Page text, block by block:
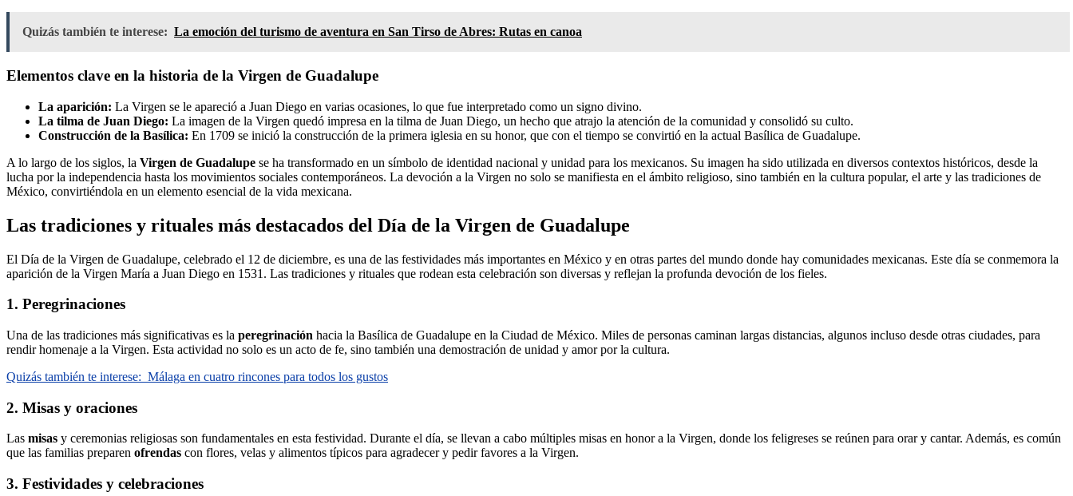
Quizás también te interese: La emoción del turismo de aventura en San Tirso de Abres: Rutas en canoa
Elementos clave en la historia de la Virgen de Guadalupe
La aparición: La Virgen se le apareció a Juan Diego en varias ocasiones, lo que fue interpretado como un signo divino.
La tilma de Juan Diego: La imagen de la Virgen quedó impresa en la tilma de Juan Diego, un hecho que atrajo la atención de la comunidad y consolidó su culto.
Construcción de la Basílica: En 1709 se inició la construcción de la primera iglesia en su honor, que con el tiempo se convirtió en la actual Basílica de Guadalupe.
A lo largo de los siglos, la Virgen de Guadalupe se ha transformado en un símbolo de identidad nacional y unidad para los mexicanos. Su imagen ha sido utilizada en diversos contextos históricos, desde la
lucha por la independencia hasta los movimientos sociales contemporáneos. La devoción a la Virgen no solo se manifiesta en el ámbito religioso, sino también en la cultura popular, el arte y las tradiciones de
México, convirtiéndola en un elemento esencial de la vida mexicana.
Las tradiciones y rituales más destacados del Día de la Virgen de Guadalupe
El Día de la Virgen de Guadalupe, celebrado el 12 de diciembre, es una de las festividades más importantes en México y en otras partes del mundo donde hay comunidades mexicanas. Este día se conmemora la
aparición de la Virgen María a Juan Diego en 1531. Las tradiciones y rituales que rodean esta celebración son diversas y reflejan la profunda devoción de los fieles.
1. Peregrinaciones
Una de las tradiciones más significativas es la peregrinación hacia la Basílica de Guadalupe en la Ciudad de México. Miles de personas caminan largas distancias, algunos incluso desde otras ciudades, para
rendir homenaje a la Virgen. Esta actividad no solo es un acto de fe, sino también una demostración de unidad y amor por la cultura.
Quizás también te interese: Málaga en cuatro rincones para todos los gustos
2. Misas y oraciones
Las misas y ceremonias religiosas son fundamentales en esta festividad. Durante el día, se llevan a cabo múltiples misas en honor a la Virgen, donde los feligreses se reúnen para orar y cantar. Además, es común
que las familias preparen ofrendas con flores, velas y alimentos típicos para agradecer y pedir favores a la Virgen.
3. Festividades y celebraciones